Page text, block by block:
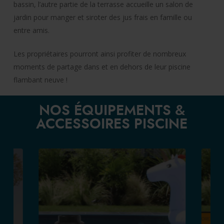
bassin, l’autre partie de la terrasse accueille un salon de
jardin pour manger et siroter des jus frais en famille ou
entre amis.
Les propriétaires pourront ainsi profiter de nombreux
moments de partage dans et en dehors de leur piscine
flambant neuve !
NOS ÉQUIPEMENTS &
ACCESSOIRES PISCINE